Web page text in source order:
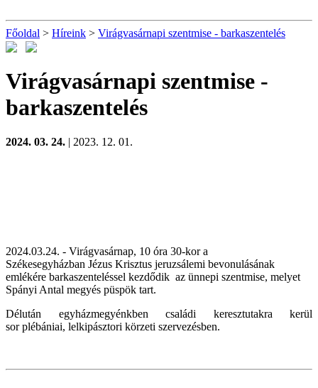
Főoldal > Híreink > Virágvasárnapi szentmise - barkaszentelés
Virágvasárnapi szentmise -
barkaszentelés
2024. 03. 24. | 2023. 12. 01.
2024.03.24. - Virágvasárnap, 10 óra 30-kor a
Székesegyházban Jézus Krisztus jeruzsálemi bevonulásának
emlékére barkaszenteléssel kezdődik az ünnepi szentmise, melyet
Spányi Antal megyés püspök tart.
Délután egyházmegyénkben családi keresztutakra kerül
sor plébániai, lelkipásztori körzeti szervezésben.